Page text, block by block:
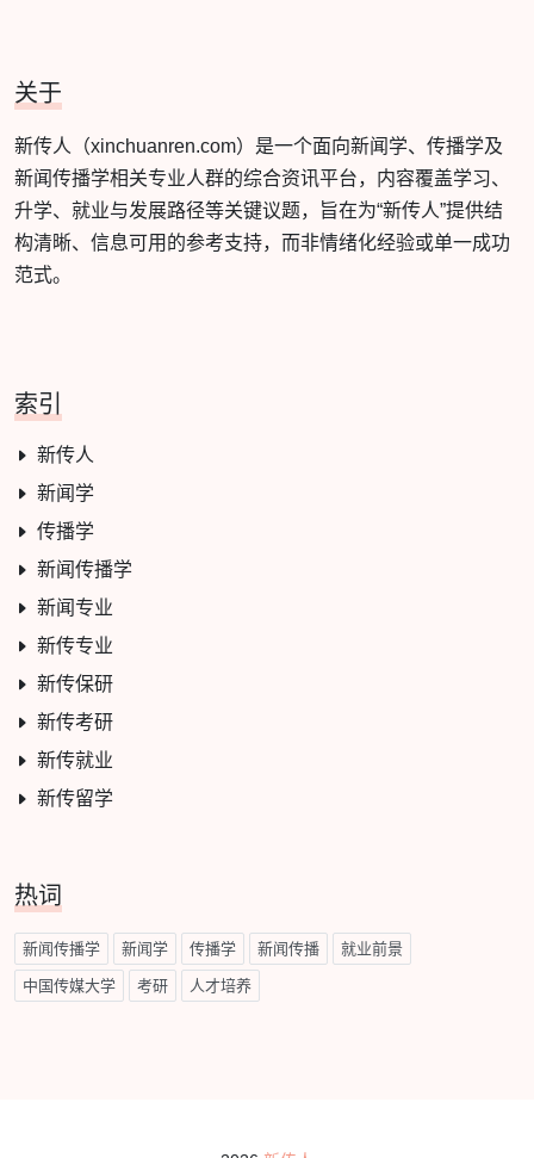
关于
新传人（xinchuanren.com）是一个面向新闻学、传播学及
新闻传播学相关专业人群的综合资讯平台，内容覆盖学习、
升学、就业与发展路径等关键议题，旨在为“新传人”提供结
构清晰、信息可用的参考支持，而非情绪化经验或单一成功
范式。
索引
新传人
新闻学
传播学
新闻传播学
新闻专业
新传专业
新传保研
新传考研
新传就业
新传留学
热词
新闻传播学 新闻学 传播学 新闻传播 就业前景
中国传媒大学 考研 人才培养